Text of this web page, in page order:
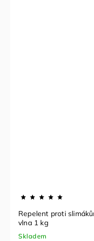
Repelent proti
vlna 1 kg
Skladem